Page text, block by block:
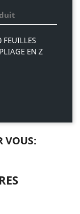
FEUILLES
EN Z
VOUS: